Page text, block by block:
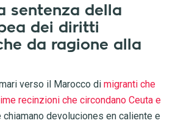
sentenza della
dei diritti
da ragione alla
verso il Marocco di migranti che
recinzioni che circondano Ceuta e
chiamano devoluciones en caliente e